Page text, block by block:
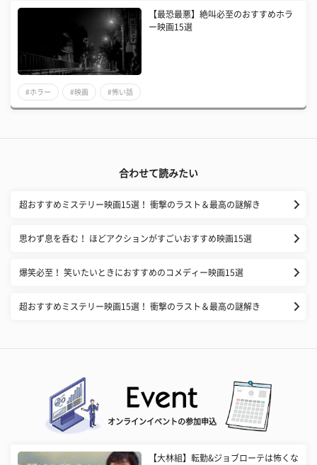
【最恐最悪】絶叫必至のおすすめホラ
ー映画15選
#ホラー #映画 #怖い話
合わせて読みたい
超おすすめミステリー映画15選！ 衝撃のラスト＆最高の謎解き
思わず息を呑む！ ほどアクションがすごいおすすめ映画15選
爆笑必至！ 笑いたいときにおすすめのコメディー映画15選
超おすすめミステリー映画15選！ 衝撃のラスト＆最高の謎解き
オンラインイベントの参加申込
【大林組】転勤&ジョブローテは怖くな